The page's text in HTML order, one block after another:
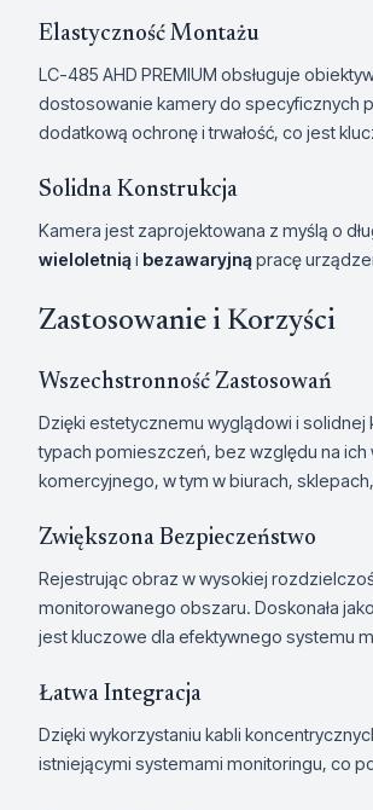
Elastyczność Montażu
LC-485 AHD PREMIUM obsługuje
dostosowanie kamery do specyficznych
dodatkową ochronę i trwałość, co jest
Solidna Konstrukcja
Kamera jest zaprojektowana z myślą o
wieloletniąi bezawaryjnąpracę
Zastosowanie i Korzyści
Wszechstronność Zastosowań
Dzięki estetycznemu wyglądowi i solidnej
typach pomieszczeń, bez względu na
komercyjnego, w tym w biurach,
Zwiększona Bezpieczeństwo
Rejestrując obraz w wysokiej
monitorowanego obszaru. Doskonała
jest kluczowe dla efektywnego systemu
Łatwa Integracja
Dzięki wykorzystaniu kabli
istniejącymi systemami monitoringu, co